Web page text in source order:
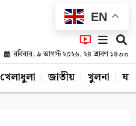
EN
রবিবার, ৯ আগস্ট ২০২৬, ২৪ শ্রাবণ ১৪৩৩
খেলাধুলা জাতীয় খুলনা